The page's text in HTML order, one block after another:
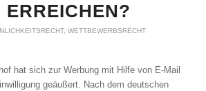
ERREICHEN?
, WETTBEWERBSRECHT
hat sich zur Werbung mit Hilfe von E-Mail
geäußert. Nach dem deutschen